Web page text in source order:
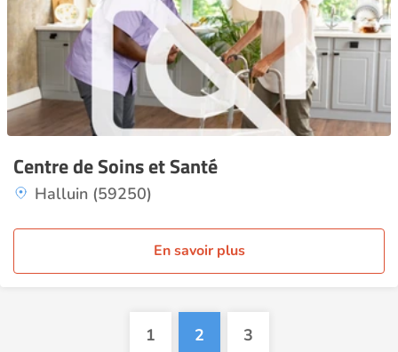
Centre de Soins et Santé
Halluin (59250)
En savoir plus
1 2 3